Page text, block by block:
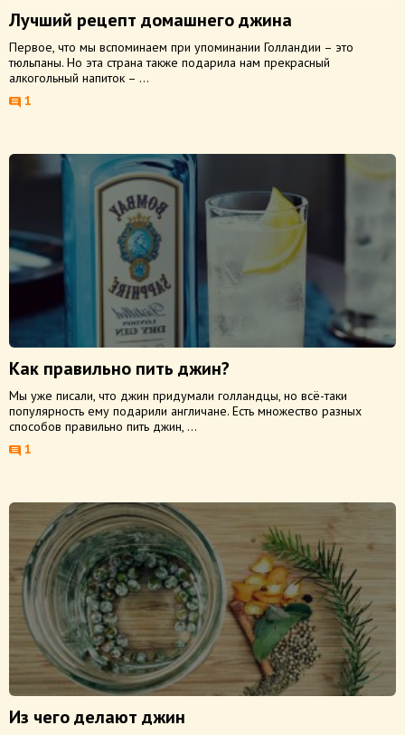
Лучший рецепт домашнего джина
Первое, что мы вспоминаем при упоминании Голландии – это
тюльпаны. Но эта страна также подарила нам прекрасный
алкогольный напиток – ...
1
Как правильно пить джин?
Мы уже писали, что джин придумали голландцы, но всё-таки
популярность ему подарили англичане. Есть множество разных
способов правильно пить джин, ...
1
Из чего делают джин